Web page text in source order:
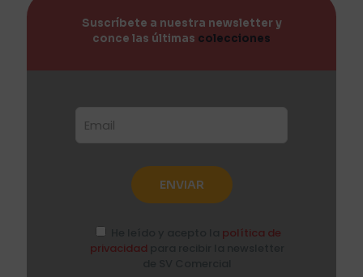
Suscríbete a nuestra newsletter y
conce las últimas colecciones
política de
privacidad